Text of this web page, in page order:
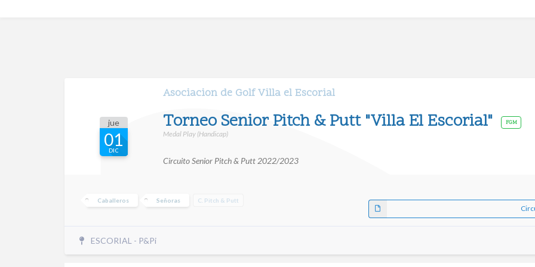
Asociacion de Golf Villa el Escorial
jue
01
DIC
Torneo Senior Pitch & Putt "Villa El Escorial" FGM
Medal Play (Handicap)
Circuito Senior Pitch & Putt 2022/2023
Caballeros Señoras C. Pitch & Putt
ESCORIAL - P&Pi